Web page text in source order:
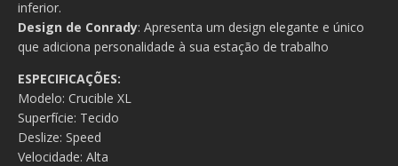
inferior.
Design de Conrady: Apresenta um design elegante e único
que adiciona personalidade à sua estação de trabalho
ESPECIFICAÇÕES:
Modelo: Crucible XL
Superfície: Tecido
Deslize: Speed
Velocidade: Alta